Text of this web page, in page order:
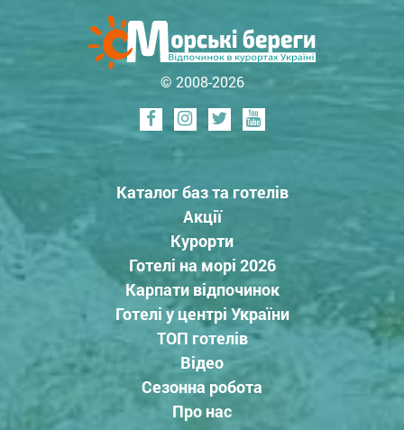
© 2008-2026
Каталог баз та готелів
Акції
Курорти
Готелі на морі 2026
Карпати відпочинок
Готелі у центрі України
ТОП готелів
Відео
Сезонна робота
Про нас